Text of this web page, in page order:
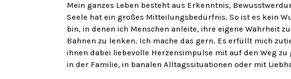
Mein ganzes Leben besteht aus Erkenntnis,
Seele hat ein großes Mitteilungsbedürfnis. So ist es kein
bin, in denen ich Menschen anleite, ihre eigene Wahrheit
Bahnen zu lenken. Ich mache das gern. Es erfüllt mich
ihnen dabei liebevolle Herzensimpulse mit auf den Weg
in der Familie, in banalen Alltagssituationen oder mit